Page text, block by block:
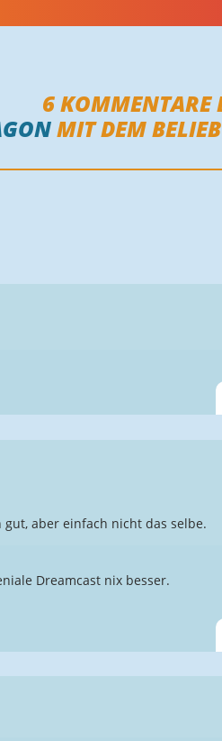
6KOMMENTARE
MIT DEM
gut, aber einfach nicht das selbe.
Dreamcast nix besser.